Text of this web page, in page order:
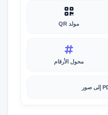
مولد QR
محول الأرقام